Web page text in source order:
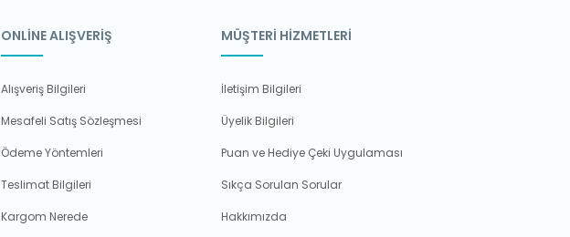
ONLİNE ALIŞVERİŞ
Alışveriş Bilgileri
Mesafeli Satış Sözleşmesi
Ödeme Yöntemleri
Teslimat Bilgileri
Kargom Nerede
MÜŞTERİ HİZMETLERİ
İletişim Bilgileri
Üyelik Bilgileri
Puan ve Hediye Çeki Uygulaması
Sıkça Sorulan Sorular
Hakkımızda